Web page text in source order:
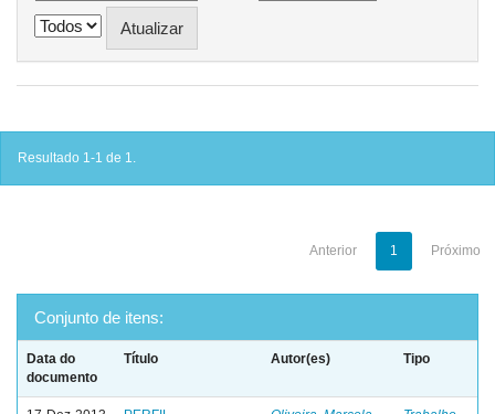
Resultado 1-1 de 1.
Anterior 1 Próximo
Conjunto de itens:
Data do
documento
Título Autor(es) Tipo